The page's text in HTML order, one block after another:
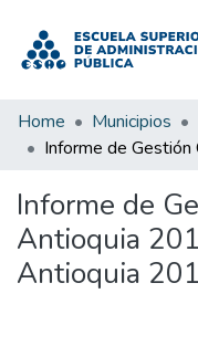
Home Municipios
Informe de
Antioquia
Antioquia